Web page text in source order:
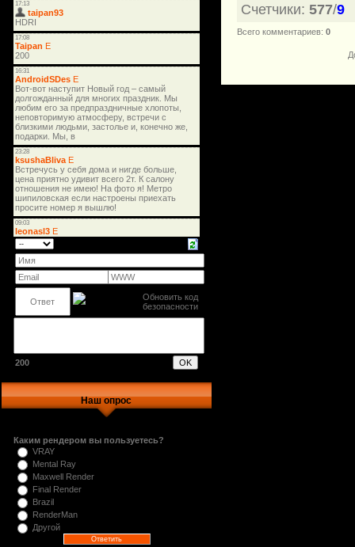
200
Наш опрос
Каким рендером вы пользуетесь?
VRAY
Mental Ray
Maxwell Render
Final Render
Brazil
RenderMan
Другой
Счетчики: 577/9
Всего комментариев: 0